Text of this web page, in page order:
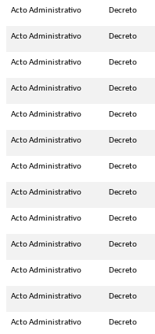
Acto Administrativo Decreto
Acto Administrativo Decreto
Acto Administrativo Decreto
Acto Administrativo Decreto
Acto Administrativo Decreto
Acto Administrativo Decreto
Acto Administrativo Decreto
Acto Administrativo Decreto
Acto Administrativo Decreto
Acto Administrativo Decreto
Acto Administrativo Decreto
Acto Administrativo Decreto
Acto Administrativo Decreto